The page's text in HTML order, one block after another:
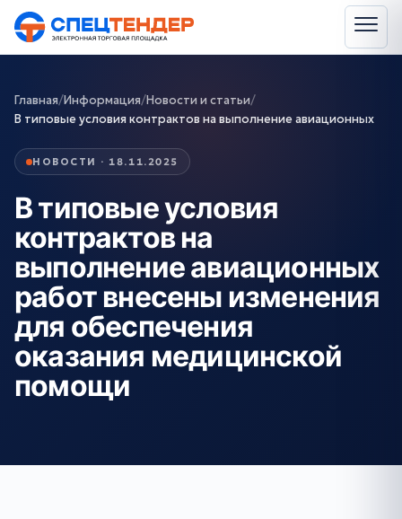
Главная/Информация/Новости и статьи/
В типовые условия контрактов на выполнение авиационных
НОВОСТИ · 18.11.2025
В типовые условия
контрактов на
выполнение авиационных
работ внесены изменения
для обеспечения
оказания медицинской
помощи